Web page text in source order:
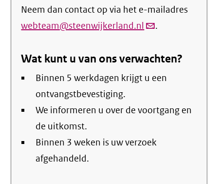
Neem dan contact op via het e-mailadres
webteam@steenwijkerland.nl (link
email)
.
Wat kunt u van ons verwachten?
Binnen 5 werkdagen krijgt u een
ontvangstbevestiging.
We informeren u over de voortgang en
de uitkomst.
Binnen 3 weken is uw verzoek
afgehandeld.